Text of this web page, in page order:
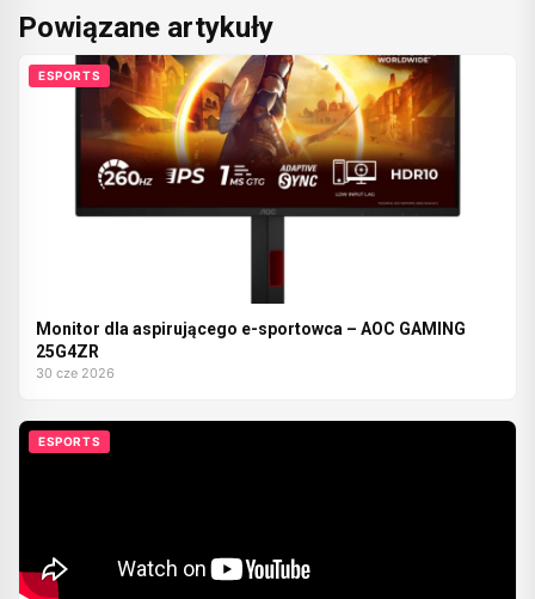
Powiązane artykuły
ESPORTS
Monitor dla aspirującego e-sportowca – AOC GAMING
25G4ZR
30 cze 2026
ESPORTS